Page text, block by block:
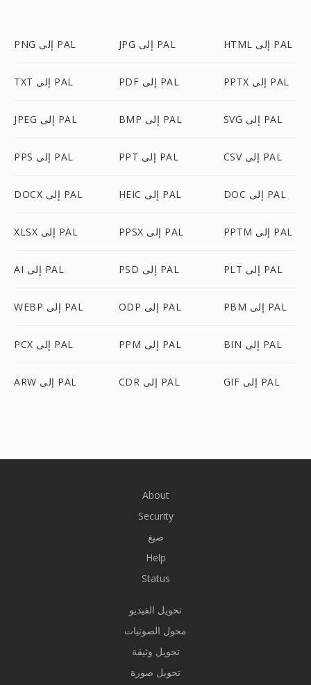
PNG إلى PAL JPG إلى PAL HTML إلى PAL
TXT إلى PAL PDF إلى PAL PPTX إلى PAL
JPEG إلى PAL BMP إلى PAL SVG إلى PAL
PPS إلى PAL PPT إلى PAL CSV إلى PAL
DOCX إلى PAL HEIC إلى PAL DOC إلى PAL
XLSX إلى PAL PPSX إلى PAL PPTM إلى PAL
AI إلى PAL PSD إلى PAL PLT إلى PAL
WEBP إلى PAL ODP إلى PAL PBM إلى PAL
PCX إلى PAL PPM إلى PAL BIN إلى PAL
ARW إلى PAL CDR إلى PAL GIF إلى PAL
About
Security
صيغ
Help
Status
تحويل الفيديو
محول الصوتيات
تحويل وثيقة
تحويل صورة